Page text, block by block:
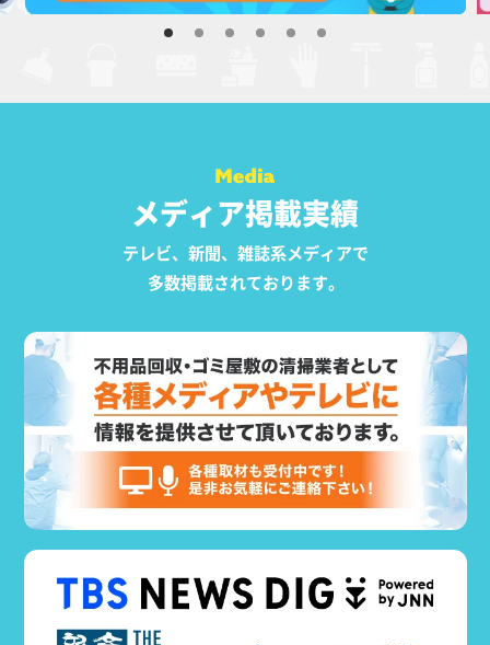
メディア掲載実績
テレビ、新聞、雑誌系メディアで
多数掲載されております。